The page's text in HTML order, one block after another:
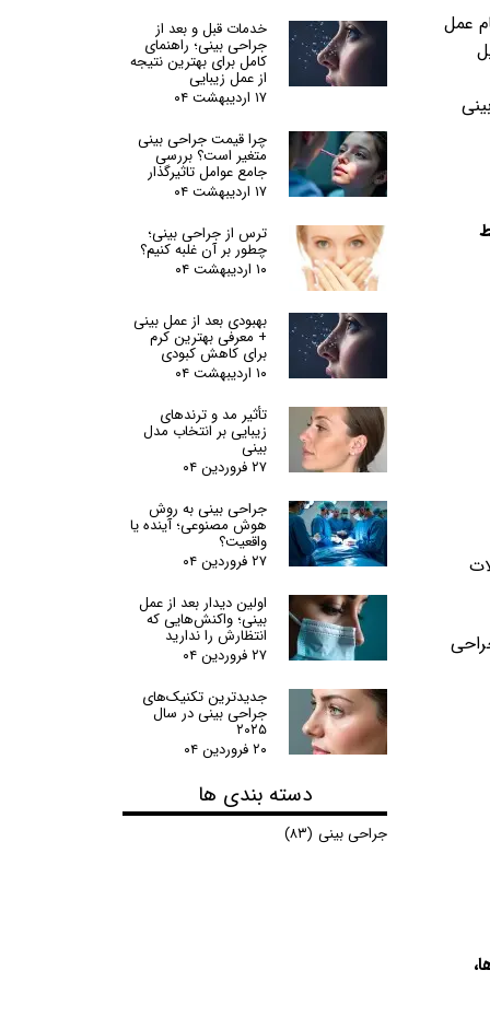
عمل
خدمات قبل و بعد از
جراحی بینی؛ راهنمای
کامل برای بهترین نتیجه
از عمل زیبایی
۱۷ اردیبهشت ۰۴
چرا قیمت جراحی بینی
متغیر است؟ بررسی
جامع عوامل تاثیرگذار
۱۷ اردیبهشت ۰۴
ترس از جراحی بینی؛
چطور بر آن غلبه کنیم؟
۱۰ اردیبهشت ۰۴
بهبودی بعد از عمل بینی
+ معرفی بهترین کرم
برای کاهش کبودی
۱۰ اردیبهشت ۰۴
تأثیر مد و ترندهای
زیبایی بر انتخاب مدل
بینی
۲۷ فروردین ۰۴
جراحی بینی به روش
هوش مصنوعی؛ آینده یا
واقعیت؟
۲۷ فروردین ۰۴
اولین دیدار بعد از عمل
بینی؛ واکنش‌هایی که
انتظارش را ندارید
۲۷ فروردین ۰۴
جدیدترین تکنیک‌های
جراحی بینی در سال
۲۰۲۵
۲۰ فروردین ۰۴
دسته بندی ها
جراحی بینی (۸۳)